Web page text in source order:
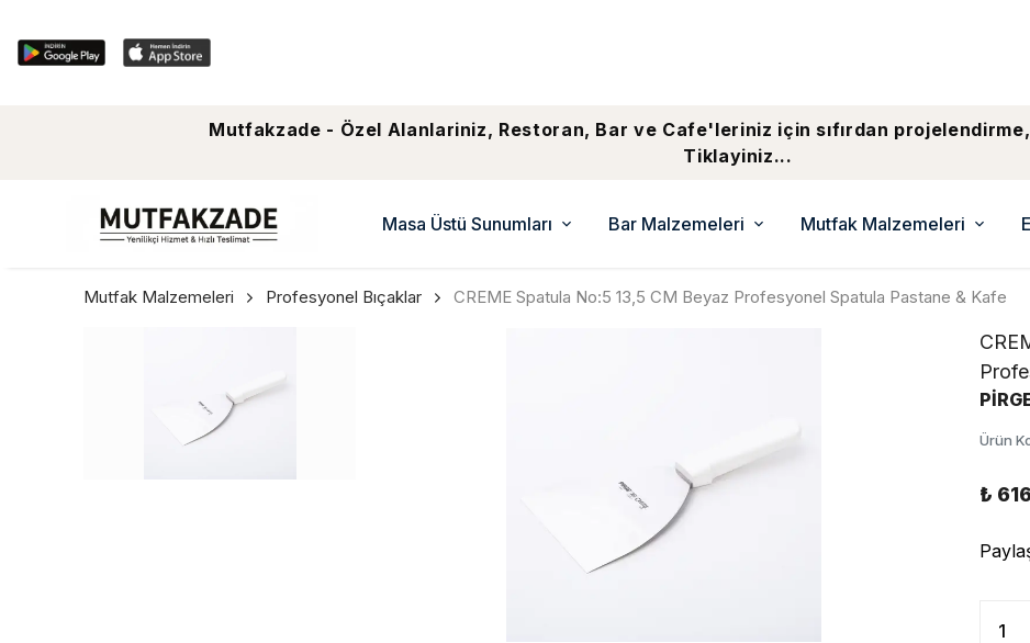
Mutfakzade - Özel Alanlariniz, Restoran, Bar ve Cafe'leriniz için sıfırdan
Tiklayiniz...
Masa Üstü Sunumları Bar Malzemeleri Mutfak Malzemeleri
Mutfak Malzemeleri Profesyonel Bıçaklar CREME Spatula No:5 13,5 CM Beyaz Profesyonel Spatula Pastane & Kafe
Ürün
₺